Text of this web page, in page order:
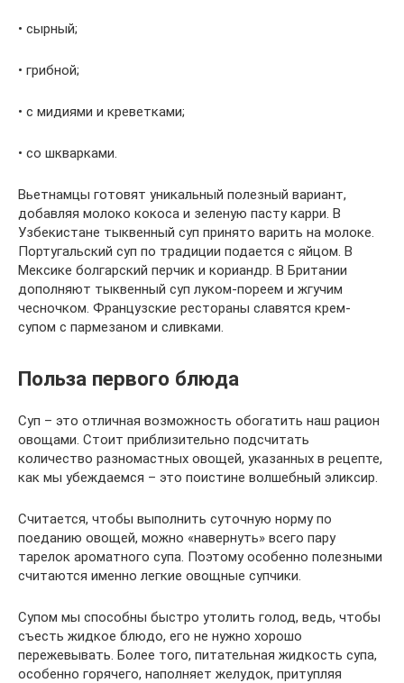
• сырный;
• грибной;
• с мидиями и креветками;
• со шкварками.
Вьетнамцы готовят уникальный полезный вариант,
добавляя молоко кокоса и зеленую пасту карри. В
Узбекистане тыквенный суп принято варить на молоке.
Португальский суп по традиции подается с яйцом. В
Мексике болгарский перчик и кориандр. В Британии
дополняют тыквенный суп луком-пореем и жгучим
чесночком. Французские рестораны славятся крем-
супом с пармезаном и сливками.
Польза первого блюда
Суп – это отличная возможность обогатить наш рацион
овощами. Стоит приблизительно подсчитать
количество разномастных овощей, указанных в рецепте,
как мы убеждаемся – это поистине волшебный эликсир.
Считается, чтобы выполнить суточную норму по
поеданию овощей, можно «навернуть» всего пару
тарелок ароматного супа. Поэтому особенно полезными
считаются именно легкие овощные супчики.
Супом мы способны быстро утолить голод, ведь, чтобы
съесть жидкое блюдо, его не нужно хорошо
пережевывать. Более того, питательная жидкость супа,
особенно горячего, наполняет желудок, притупляя